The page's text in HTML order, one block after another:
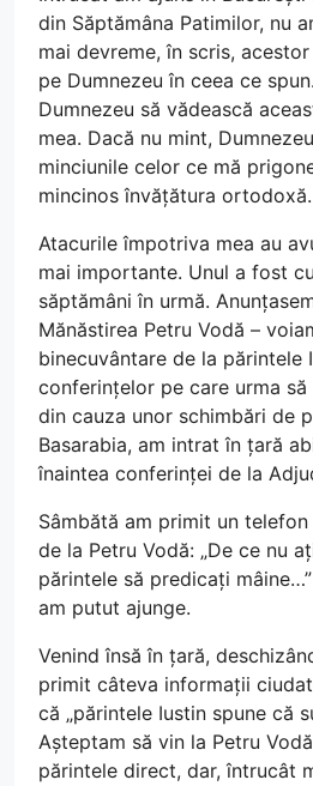
din Săptămâna Patimilor, nu
mai devreme, în scris,
pe Dumnezeu în ceea ce
Dumnezeu să vădească
mea. Dacă nu mint,
minciunile celor ce mă
mincinos învățătura ortodoxă.
Atacurile împotriva mea au
mai importante. Unul a fost
săptămâni în urmă.
Mănăstirea Petru Vodă –
binecuvântare de la părintele
conferințelor pe care urma să
din cauza unor schimbări de
Basarabia, am intrat în țară
înaintea conferinței de la
Sâmbătă am primit un
de la Petru Vodă: „De ce nu
părintele să predicați
am putut ajunge.
Venind însă în țară,
primit câteva informații
că „părintele Iustin spune că
Așteptam să vin la Petru
părintele direct, dar, întrucât